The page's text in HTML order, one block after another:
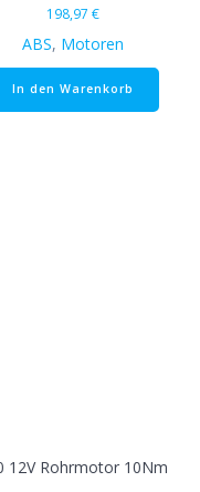
198,97 €
ABS, Motoren
In den Warenkorb
12V Rohrmotor 10Nm